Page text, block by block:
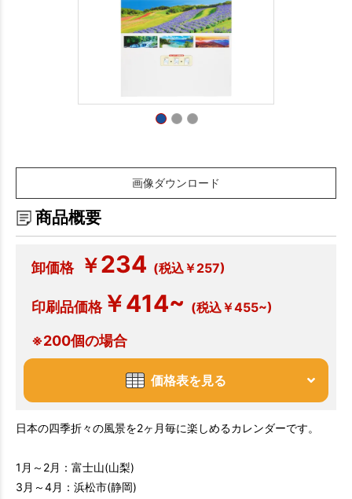
画像ダウンロード
商品概要
卸価格 ￥234 (税込￥257)
印刷品価格￥414~ (税込￥455~)
※200個の場合
価格表を見る
日本の四季折々の風景を2ヶ月毎に楽しめるカレンダーです。
1月～2月：富士山(山梨)
3月～4月：浜松市(静岡)